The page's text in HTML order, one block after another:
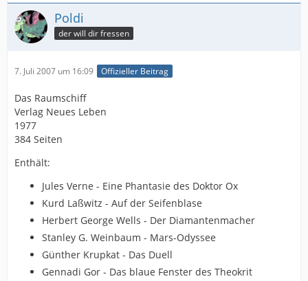
Poldi
der will dir fressen
7. Juli 2007 um 16:09 Offizieller Beitrag
Das Raumschiff
Verlag Neues Leben
1977
384 Seiten
Enthält:
Jules Verne - Eine Phantasie des Doktor Ox
Kurd Laßwitz - Auf der Seifenblase
Herbert George Wells - Der Diamantenmacher
Stanley G. Weinbaum - Mars-Odyssee
Günther Krupkat - Das Duell
Gennadi Gor - Das blaue Fenster des Theokrit